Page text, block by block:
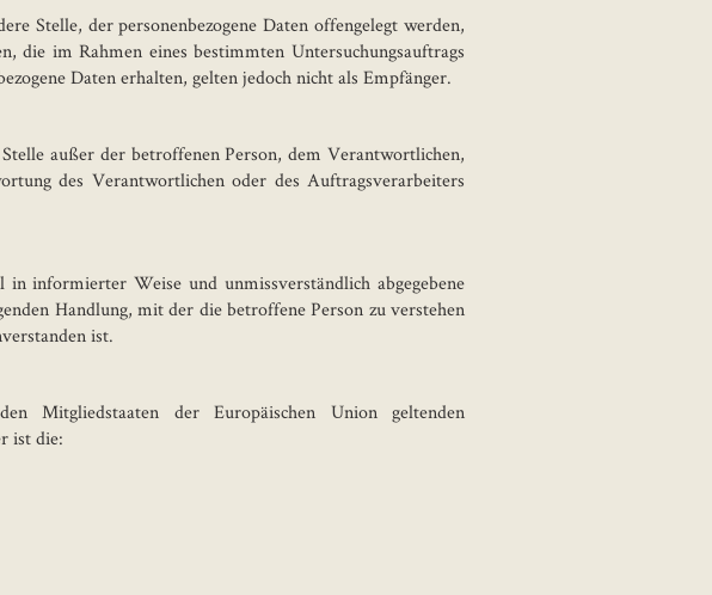
Stelle, der personenbezogene Daten offengelegt werden,
die im Rahmen eines bestimmten Untersuchungsauftrags
Daten erhalten, gelten jedoch nicht als Empfänger.
außer der betroffenen Person, dem Verantwortlichen,
des Verantwortlichen oder des Auftragsverarbeiters
informierter Weise und unmissverständlich abgegebene
Handlung, mit der die betroffene Person zu verstehen
ist.
Mitgliedstaaten der Europäischen Union geltenden
ist die: